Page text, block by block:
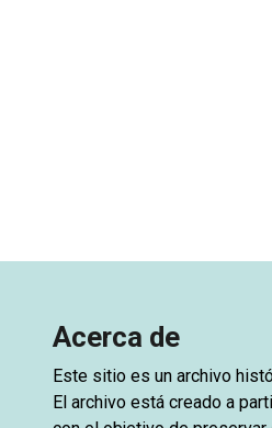
Acerca de
Este sitio es un archivo
El archivo está creado a